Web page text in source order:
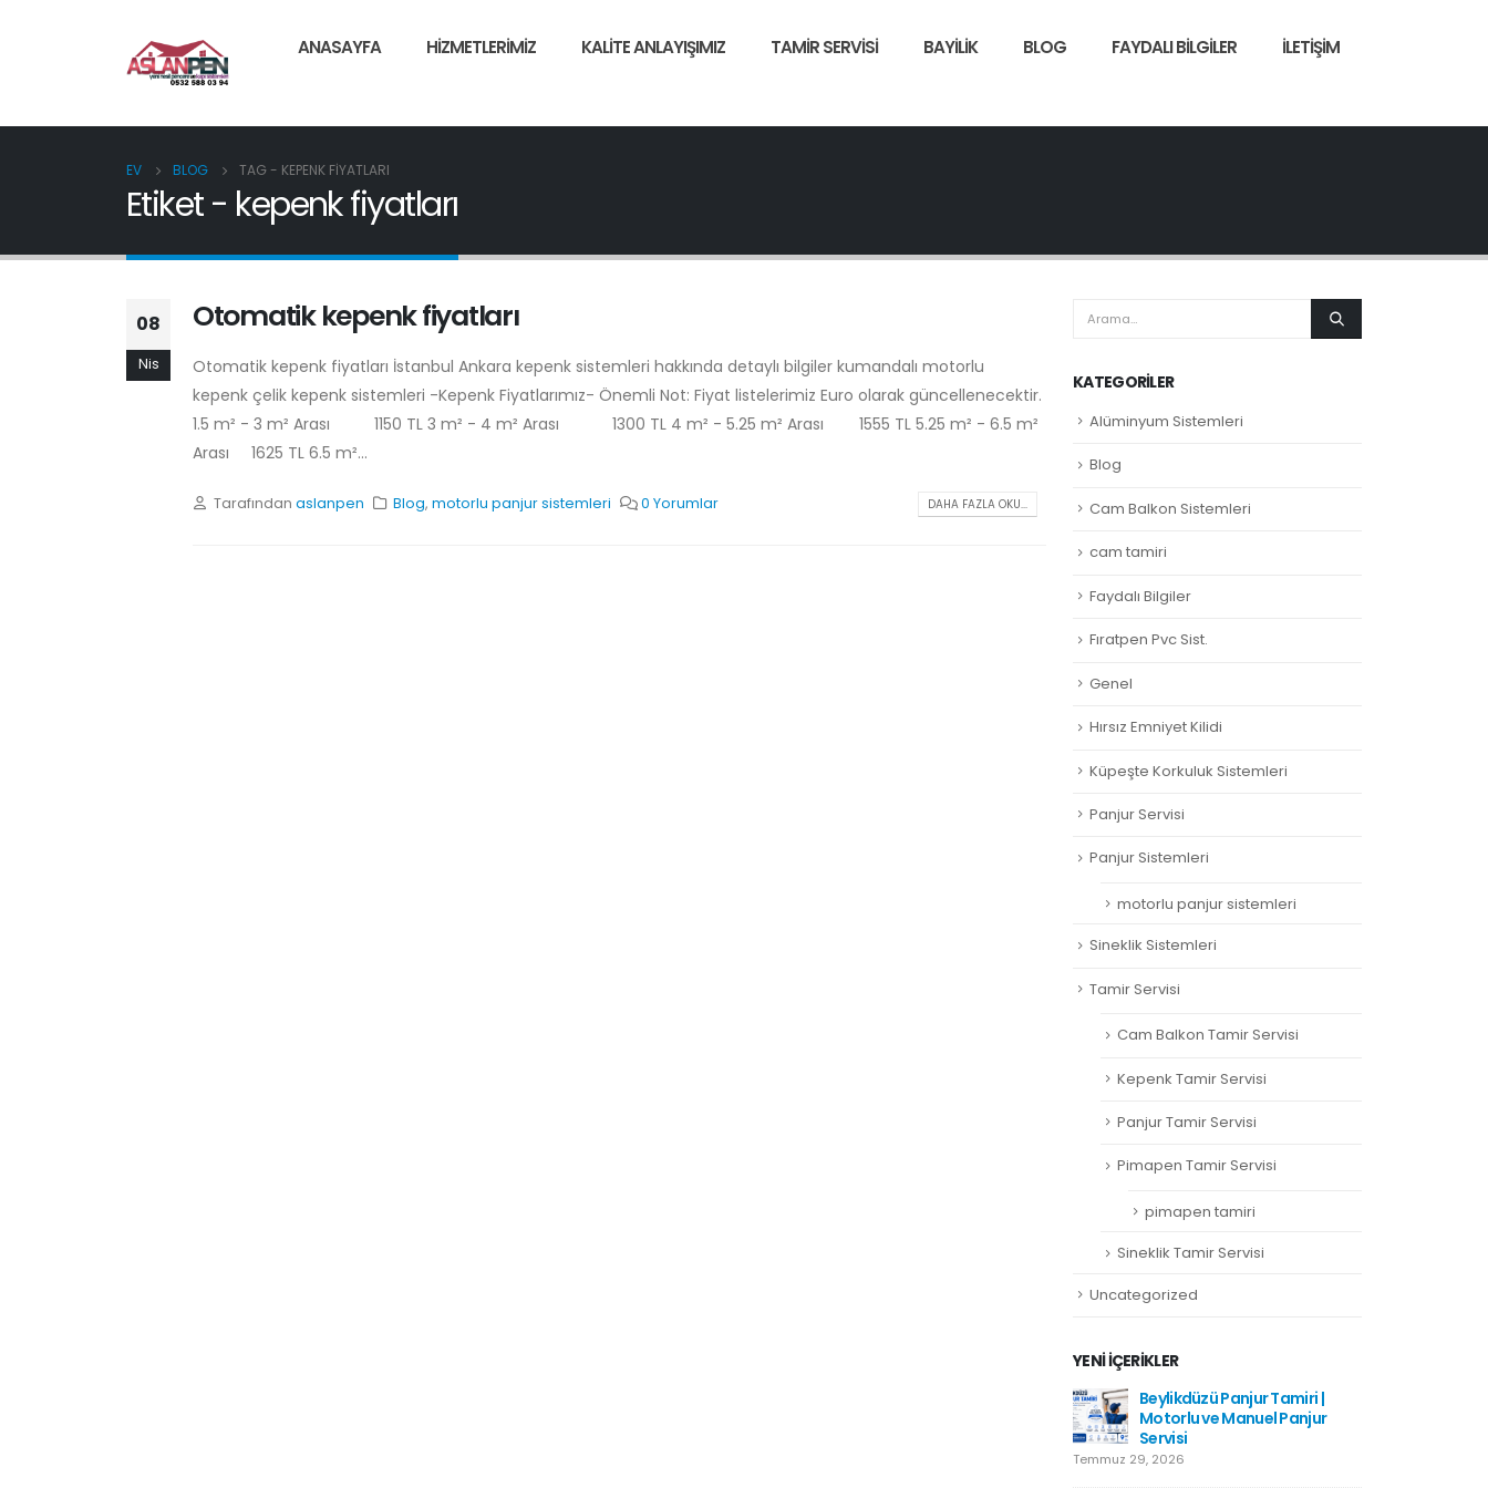
ANASAYFA HIZMETLERIMIZ KALITE ANLAYIŞIMIZ TAMIR SERVISI BAYILIK BLOG FAYDALI BILGILER İLETIŞIM
EV BLOG TAG - KEPENK FIYATLARI
Etiket - kepenk fiyatları
08
Nis
Otomatik kepenk fiyatları
Otomatik kepenk fiyatları İstanbul Ankara kepenk sistemleri hakkında detaylı bilgiler kumandalı motorlu
kepenk çelik kepenk sistemleri -Kepenk Fiyatlarımız- Önemli Not: Fiyat listelerimiz Euro olarak güncellenecektir.
1.5 m² - 3 m² Arası 1150 TL 3 m² - 4 m² Arası 1300 TL 4 m² - 5.25 m² Arası 1555 TL 5.25 m² - 6.5 m²
Arası 1625 TL 6.5 m²...
Tarafından aslanpen Blog,motorlu panjur sistemleri 0 Yorumlar DAHA FAZLA OKU...
KATEGORILER
Alüminyum Sistemleri
Blog
Cam Balkon Sistemleri
cam tamiri
Faydalı Bilgiler
Fıratpen Pvc Sist.
Genel
Hırsız Emniyet Kilidi
Küpeşte Korkuluk Sistemleri
Panjur Servisi
Panjur Sistemleri
motorlu panjur sistemleri
Sineklik Sistemleri
Tamir Servisi
Cam Balkon Tamir Servisi
Kepenk Tamir Servisi
Panjur Tamir Servisi
Pimapen Tamir Servisi
pimapen tamiri
Sineklik Tamir Servisi
Uncategorized
YENI İÇERIKLER
Beylikdüzü Panjur Tamiri |
Motorlu ve Manuel Panjur
Servisi
Temmuz 29, 2026